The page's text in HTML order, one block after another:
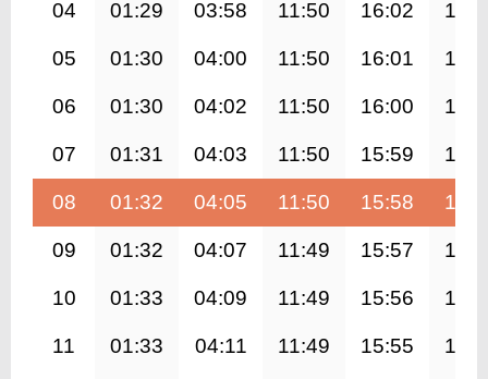
04 01:29 03:58 11:50 16:02
05 01:30 04:00 11:50 16:01
06 01:30 04:02 11:50 16:00
07 01:31 04:03 11:50 15:59
08 01:32 04:05 11:50 15:58
09 01:32 04:07 11:49 15:57
10 01:33 04:09 11:49 15:56
11 01:33 04:11 11:49 15:55